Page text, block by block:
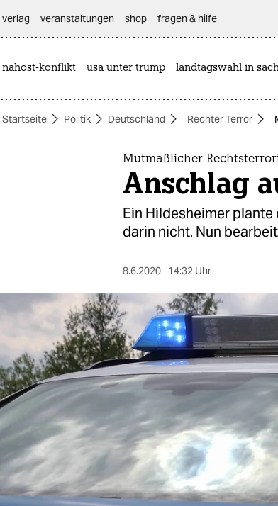
themen
berlin
nord
wahrheit
verlag
verlag
veranstaltungen
shop
verlag
veranstaltungen shop fragen & hilfe
nahost-konflikt usa unter trump landtagswahl in
Startseite Politik Deutschland Rechter Terror
Mutmaßlicher
Anschlag
Ein Hildesheimer plante
darin nicht. Nun
8.6.2020 14:32 Uhr